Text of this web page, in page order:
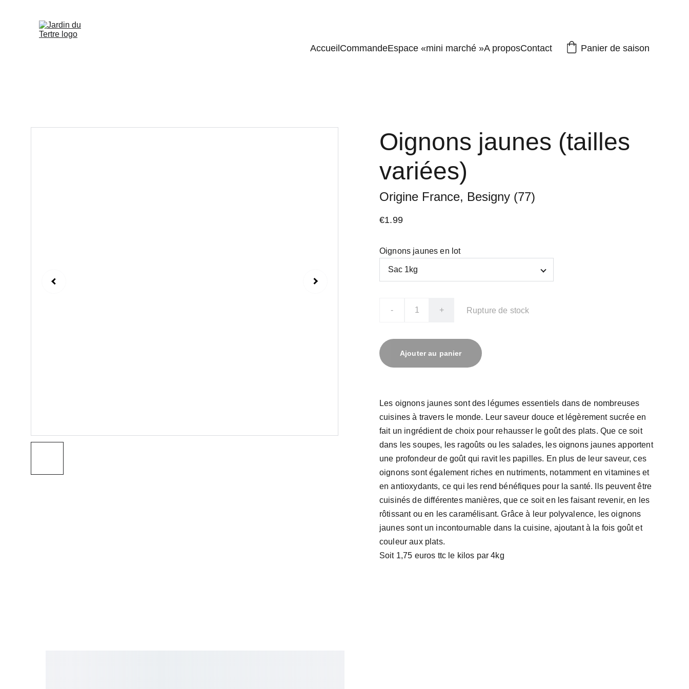
Accueil CommandeEspace «mini marché »A proposContact Panier de saison
Oignons jaunes (tailles
variées)
Origine France, Besigny (77)
€1.99
Oignons jaunes en lot
- + Rupture de stock
Ajouter au panier
Les oignons jaunes sont des légumes essentiels dans de nombreuses
cuisines à travers le monde. Leur saveur douce et légèrement sucrée en
fait un ingrédient de choix pour rehausser le goût des plats. Que ce soit
dans les soupes, les ragoûts ou les salades, les oignons jaunes apportent
une profondeur de goût qui ravit les papilles. En plus de leur saveur, ces
oignons sont également riches en nutriments, notamment en vitamines et
en antioxydants, ce qui les rend bénéfiques pour la santé. Ils peuvent être
cuisinés de différentes manières, que ce soit en les faisant revenir, en les
rôtissant ou en les caramélisant. Grâce à leur polyvalence, les oignons
jaunes sont un incontournable dans la cuisine, ajoutant à la fois goût et
couleur aux plats.
Soit 1,75 euros ttc le kilos par 4kg